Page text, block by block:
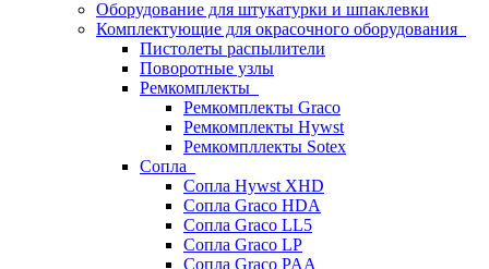
Оборудование для штукатурки и шпаклевки
Комплектующие для окрасочного оборудования
Пистолеты распылители
Поворотные узлы
Ремкомплекты
Ремкомплекты Graco
Ремкомплекты Hywst
Ремкомпллекты Sotex
Сопла
Сопла Hywst XHD
Сопла Graco HDA
Сопла Graco LL5
Сопла Graco LP
Сопла Graco PAA